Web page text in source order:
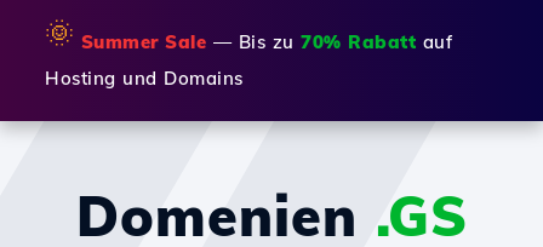
🌞 Summer Sale — Bis zu 70% Rabatt auf
Hosting und Domains
Domenien .GS